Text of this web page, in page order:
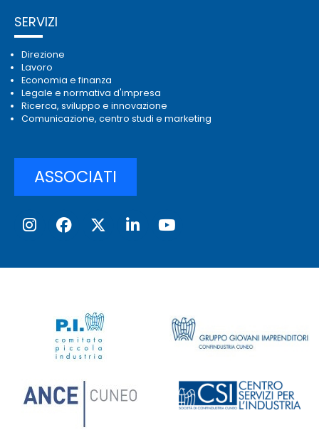
SERVIZI
Direzione
Lavoro
Economia e finanza
Legale e normativa d'impresa
Ricerca, sviluppo e innovazione
Comunicazione, centro studi e marketing
ASSOCIATI